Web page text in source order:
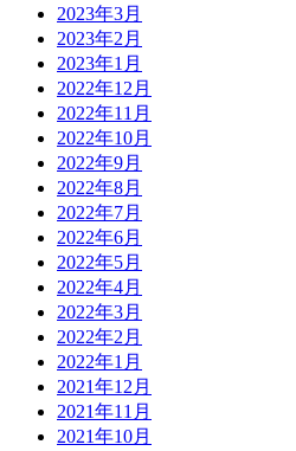
2023年3月
2023年2月
2023年1月
2022年12月
2022年11月
2022年10月
2022年9月
2022年8月
2022年7月
2022年6月
2022年5月
2022年4月
2022年3月
2022年2月
2022年1月
2021年12月
2021年11月
2021年10月